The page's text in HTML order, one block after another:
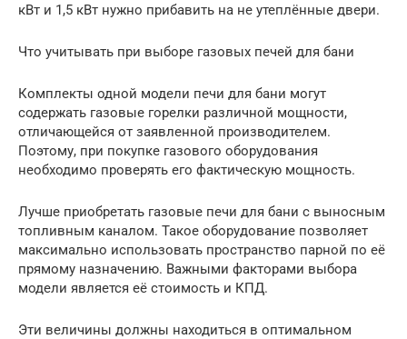
кВт и 1,5 кВт нужно прибавить на не утеплённые двери.
Что учитывать при выборе газовых печей для бани
Комплекты одной модели печи для бани могут
содержать газовые горелки различной мощности,
отличающейся от заявленной производителем.
Поэтому, при покупке газового оборудования
необходимо проверять его фактическую мощность.
Лучше приобретать газовые печи для бани с выносным
топливным каналом. Такое оборудование позволяет
максимально использовать пространство парной по её
прямому назначению. Важными факторами выбора
модели является её стоимость и КПД.
Эти величины должны находиться в оптимальном